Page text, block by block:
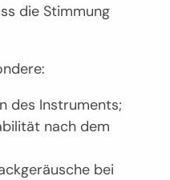
die Stimmung
des Instruments;
nach dem
bei